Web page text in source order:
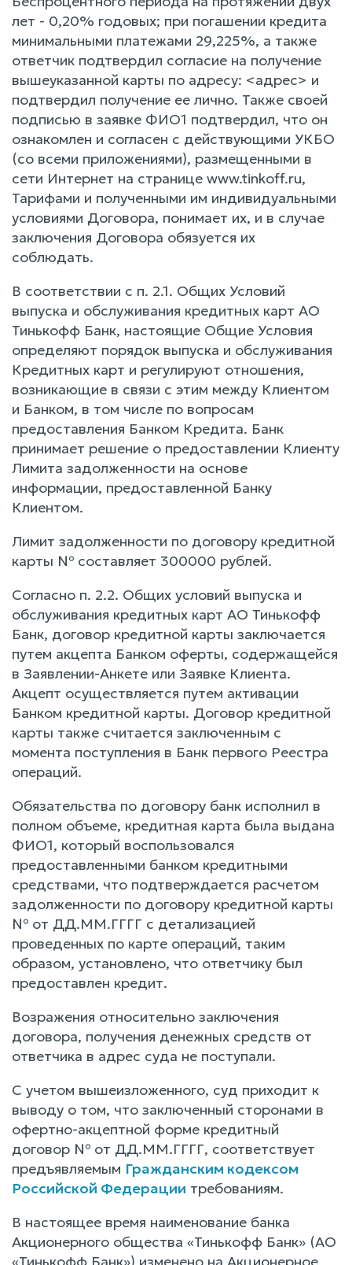
лет - 0,20% годовых; при погашении кредита
минимальными платежами 29,225%, а также
ответчик подтвердил согласие на получение
вышеуказанной карты по адресу: <адрес> и
подтвердил получение ее лично. Также своей
подписью в заявке ФИО1 подтвердил, что он
ознакомлен и согласен с действующими УКБО
(со всеми приложениями), размещенными в
сети Интернет на странице www.tinkoff.ru,
Тарифами и полученными им индивидуальными
условиями Договора, понимает их, и в случае
заключения Договора обязуется их
соблюдать.
В соответствии с п. 2.1. Общих Условий
выпуска и обслуживания кредитных карт АО
Тинькофф Банк, настоящие Общие Условия
определяют порядок выпуска и обслуживания
Кредитных карт и регулируют отношения,
возникающие в связи с этим между Клиентом
и Банком, в том числе по вопросам
предоставления Банком Кредита. Банк
принимает решение о предоставлении Клиенту
Лимита задолженности на основе
информации, предоставленной Банку
Клиентом.
Лимит задолженности по договору кредитной
карты № составляет 300000 рублей.
Согласно п. 2.2. Общих условий выпуска и
обслуживания кредитных карт АО Тинькофф
Банк, договор кредитной карты заключается
путем акцепта Банком оферты, содержащейся
в Заявлении-Анкете или Заявке Клиента.
Акцепт осуществляется путем активации
Банком кредитной карты. Договор кредитной
карты также считается заключенным с
момента поступления в Банк первого Реестра
операций.
Обязательства по договору банк исполнил в
полном объеме, кредитная карта была выдана
ФИО1, который воспользовался
предоставленными банком кредитными
средствами, что подтверждается расчетом
задолженности по договору кредитной карты
№ от ДД.ММ.ГГГГ с детализацией
проведенных по карте операций, таким
образом, установлено, что ответчику был
предоставлен кредит.
Возражения относительно заключения
договора, получения денежных средств от
ответчика в адрес суда не поступали.
С учетом вышеизложенного, суд приходит к
выводу о том, что заключенный сторонами в
офертно-акцептной форме кредитный
договор № от ДД.ММ.ГГГГ, соответствует
предъявляемым Гражданским кодексом
Российской Федерации требованиям.
В настоящее время наименование банка
Акционерного общества «Тинькофф Банк» (АО
«Тинькофф Банк») изменено на Акционерное